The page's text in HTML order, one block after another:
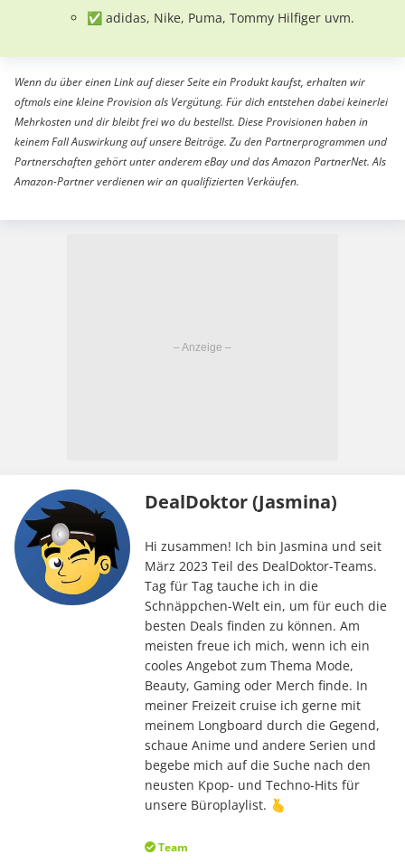
✅ adidas, Nike, Puma, Tommy Hilfiger uvm.
Wenn du über einen Link auf dieser Seite ein Produkt kaufst, erhalten wir
oftmals eine kleine Provision als Vergütung. Für dich entstehen dabei keinerlei
Mehrkosten und dir bleibt frei wo du bestellst. Diese Provisionen haben in
keinem Fall Auswirkung auf unsere Beiträge. Zu den Partnerprogrammen und
Partnerschaften gehört unter anderem eBay und das Amazon PartnerNet. Als
Amazon-Partner verdienen wir an qualifizierten Verkäufen.
DealDoktor (Jasmina)
Hi zusammen! Ich bin Jasmina und seit
März 2023 Teil des DealDoktor-Teams.
Tag für Tag tauche ich in die
Schnäppchen-Welt ein, um für euch die
besten Deals finden zu können. Am
meisten freue ich mich, wenn ich ein
cooles Angebot zum Thema Mode,
Beauty, Gaming oder Merch finde. In
meiner Freizeit cruise ich gerne mit
meinem Longboard durch die Gegend,
schaue Anime und andere Serien und
begebe mich auf die Suche nach den
neusten Kpop- und Techno-Hits für
unsere Büroplaylist. 🫰
Team